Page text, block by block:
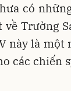
có
Trường
này là
các chiến